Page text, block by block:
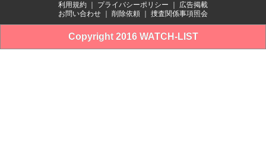
利用規約 プライバシーポリシー
広告掲載
お問い合わせ
削除依頼 捜査関係事項照会
Copyright 2016 WATCH-LIST